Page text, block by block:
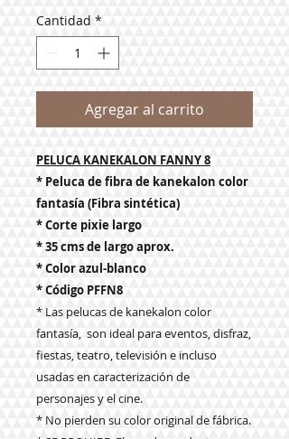
Cantidad *
Agregar al carrito
PELUCA KANEKALON FANNY 8
* Peluca de fibra de kanekalon color
fantasía (Fibra sintética)
* Corte pixie largo
* 35 cms de largo aprox.
* Color azul-blanco
* Código PFFN8
* Las pelucas de kanekalon color
fantasía, son ideal para eventos, disfraz,
fiestas, teatro, televisión e incluso
usadas en caracterización de
personajes y el cine.
* No pierden su color original de fábrica.